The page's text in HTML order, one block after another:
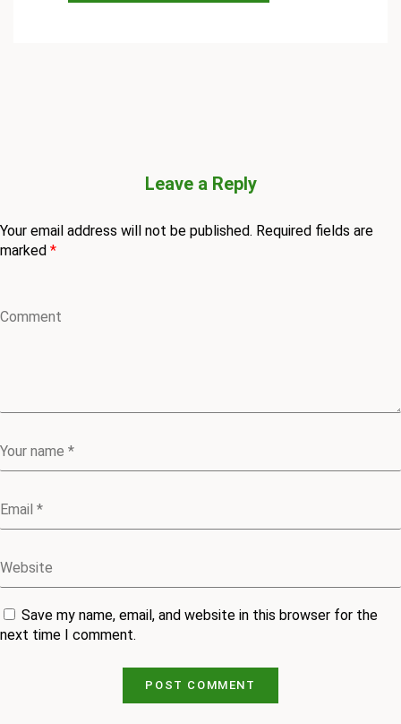
Leave a Reply
Your email address will not be published. Required fields are
marked *
Save my name, email, and website in this browser for the
next time I comment.